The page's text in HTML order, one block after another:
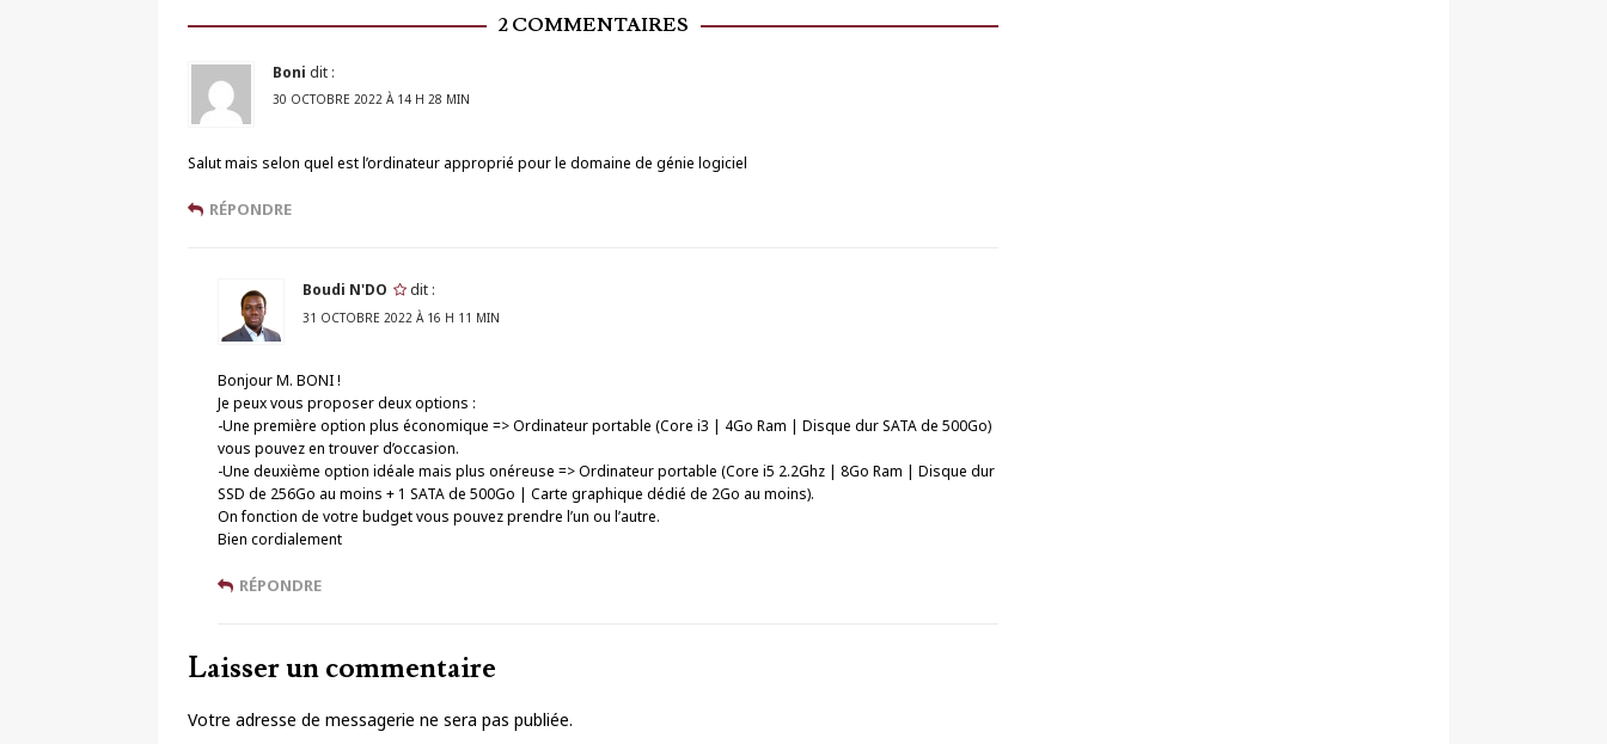
2 COMMENTAIRES
Boni dit :
30 OCTOBRE 2022 À 14 H 28 MIN
Salut mais selon quel est l’ordinateur approprié pour le domaine de génie logiciel
RÉPONDRE
Boudi N'DO dit :
31 OCTOBRE 2022 À 16 H 11 MIN
Bonjour M. BONI !
Je peux vous proposer deux options :
-Une première option plus économique => Ordinateur portable (Core i3 | 4Go Ram | Disque dur SATA de 500Go)
vous pouvez en trouver d’occasion.
-Une deuxième option idéale mais plus onéreuse => Ordinateur portable (Core i5 2.2Ghz | 8Go Ram | Disque dur
SSD de 256Go au moins + 1 SATA de 500Go | Carte graphique dédié de 2Go au moins).
On fonction de votre budget vous pouvez prendre l’un ou l’autre.
Bien cordialement
RÉPONDRE
Laisser un commentaire
Votre adresse de messagerie ne sera pas publiée.